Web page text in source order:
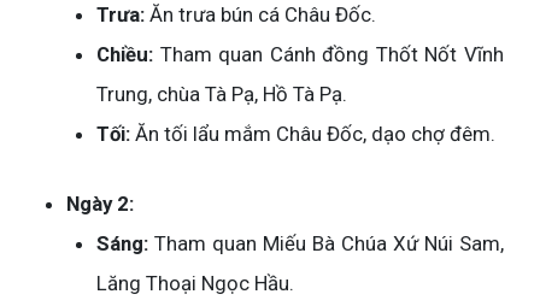
Trưa: Ăn trưa bún cá Châu Đốc.
Chiều: Tham quan Cánh đồng Thốt Nốt Vĩnh
Trung, chùa Tà Pạ, Hồ Tà Pạ.
Tối: Ăn tối lẩu mắm Châu Đốc, dạo chợ đêm.
Ngày 2:
Sáng: Tham quan Miếu Bà Chúa Xứ Núi Sam,
Lăng Thoại Ngọc Hầu.